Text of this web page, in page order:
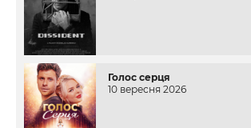
Голос серця
10 вересня 2026